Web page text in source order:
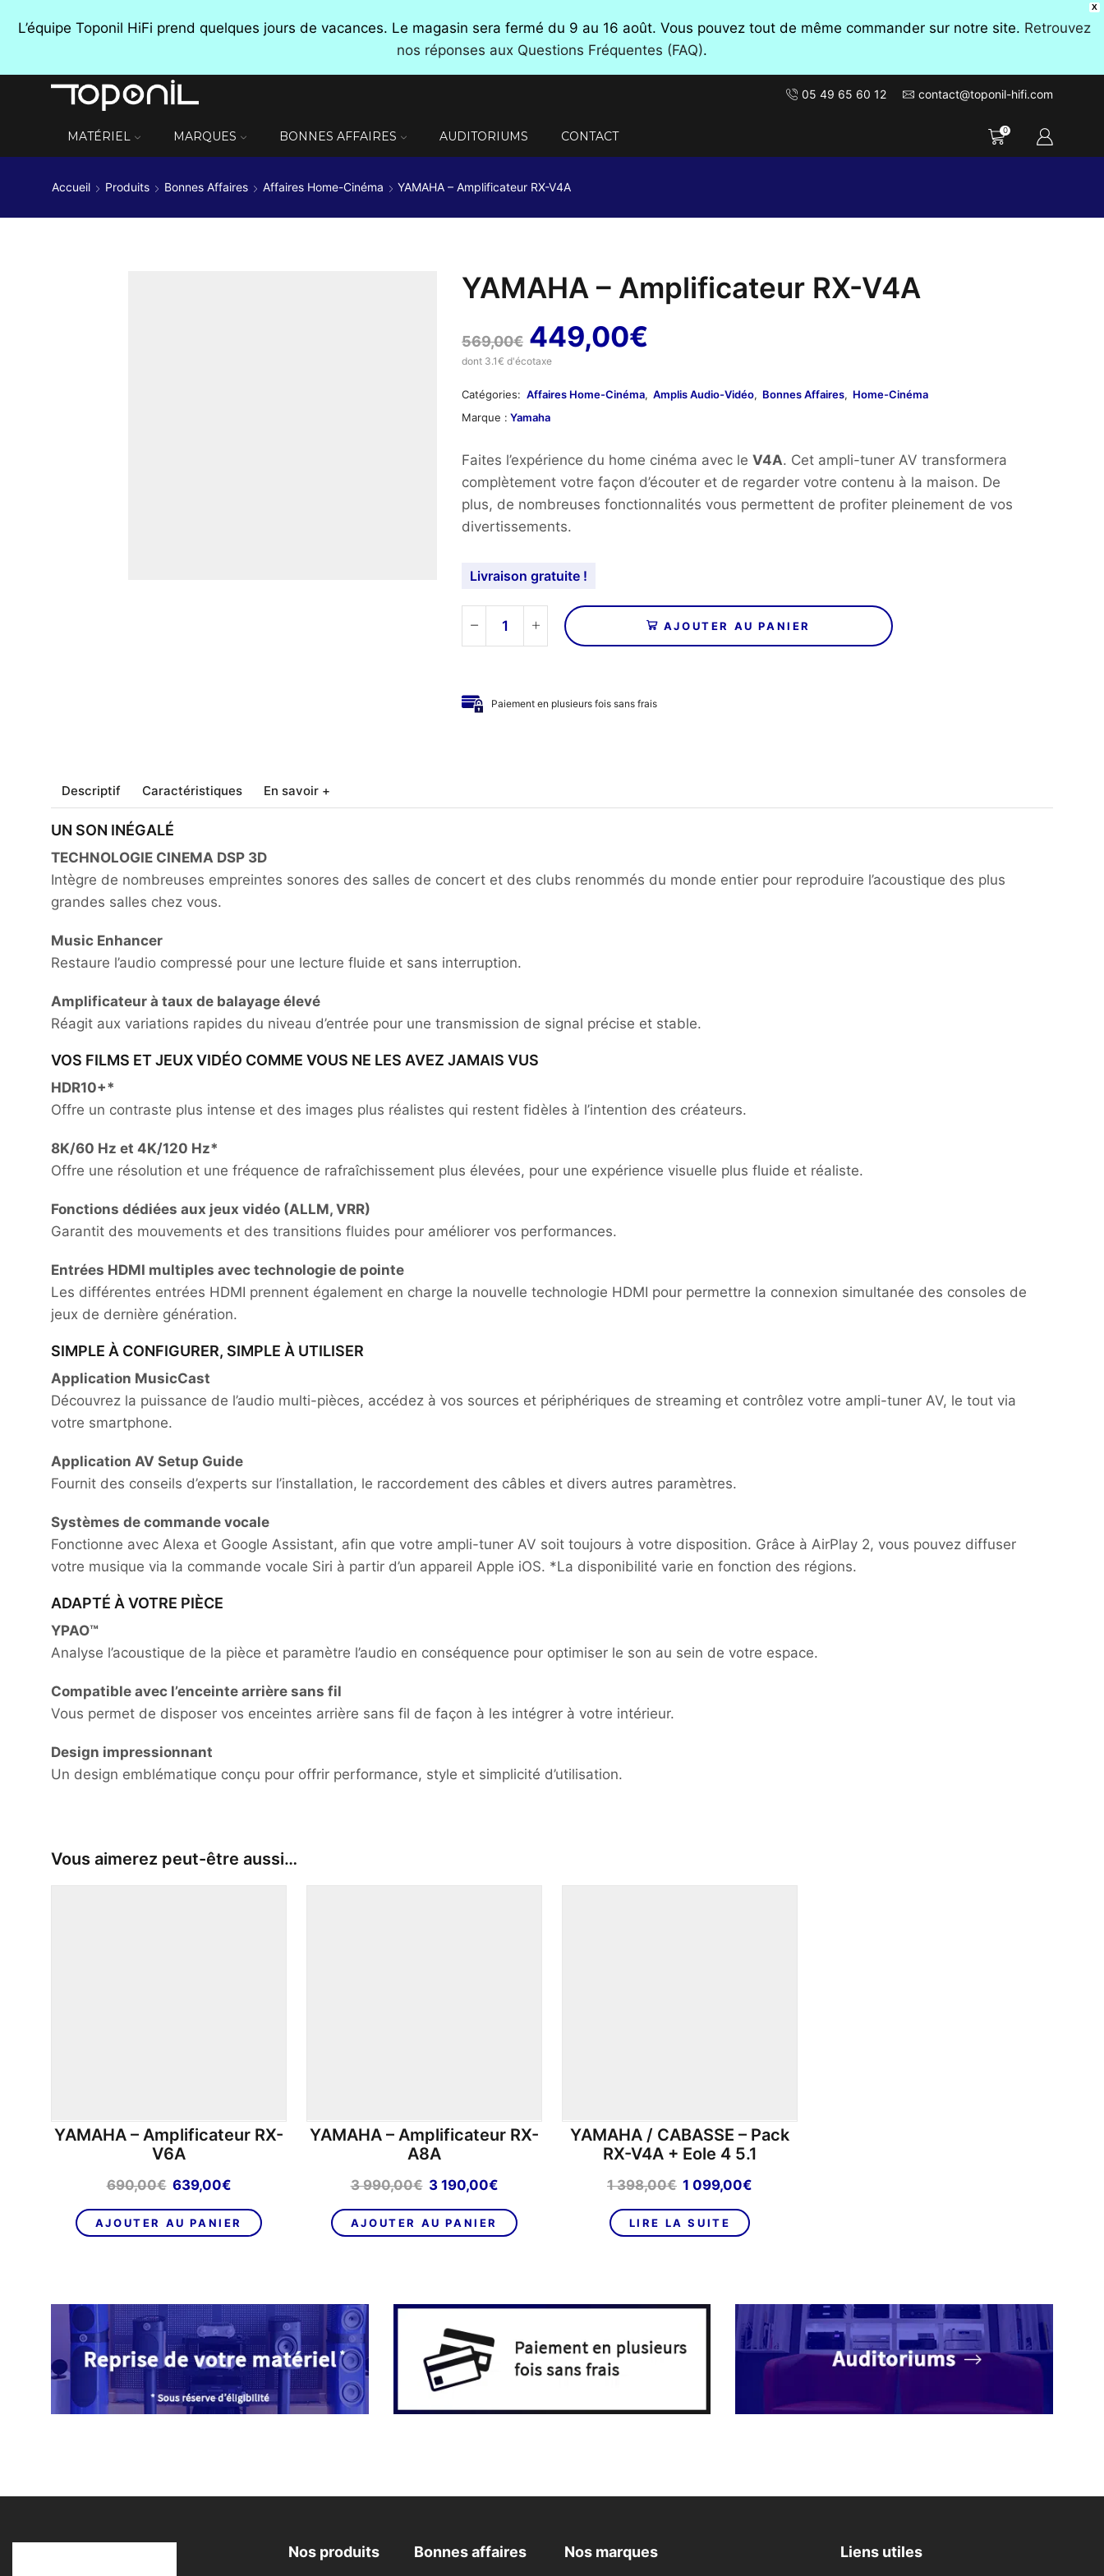
X
L’équipe Toponil HiFi prend quelques jours de vacances. Le magasin sera fermé du 9 au 16 août. Vous pouvez tout de même commander sur notre site. Retrouvez
nos réponses aux Questions Fréquentes (FAQ).
05 49 65 60 12 contact@toponil-hifi.com
MATÉRIEL MARQUES BONNES AFFAIRES AUDITORIUMS CONTACT 0
Accueil Produits Bonnes Affaires Affaires Home-Cinéma YAMAHA – Amplificateur RX-V4A
YAMAHA – Amplificateur RX-V4A
569,00€ Le
prix
initial
569,00€.
449,00€
actuel
449,00€.
dont 3.1€ d'écotaxe
Catégories: Affaires Home-Cinéma, Amplis Audio-Vidéo, Bonnes Affaires, Home-Cinéma
Marque : Yamaha
Faites l’expérience du home cinéma avec le V4A. Cet ampli-tuner AV transformera
complètement votre façon d’écouter et de regarder votre contenu à la maison. De
plus, de nombreuses fonctionnalités vous permettent de profiter pleinement de vos
divertissements.
Livraison gratuite !
quantité
de
Amplificateur
AJOUTER AU PANIER
Paiement en plusieurs fois sans frais
Descriptif Caractéristiques En savoir +
UN SON INÉGALÉ
TECHNOLOGIE CINEMA DSP 3D
Intègre de nombreuses empreintes sonores des salles de concert et des clubs renommés du monde entier pour reproduire l’acoustique des plus
grandes salles chez vous.
Music Enhancer
Restaure l’audio compressé pour une lecture fluide et sans interruption.
Amplificateur à taux de balayage élevé
Réagit aux variations rapides du niveau d’entrée pour une transmission de signal précise et stable.
VOS FILMS ET JEUX VIDÉO COMME VOUS NE LES AVEZ JAMAIS VUS
HDR10+*
Offre un contraste plus intense et des images plus réalistes qui restent fidèles à l’intention des créateurs.
8K/60 Hz et 4K/120 Hz*
Offre une résolution et une fréquence de rafraîchissement plus élevées, pour une expérience visuelle plus fluide et réaliste.
Fonctions dédiées aux jeux vidéo (ALLM, VRR)
Garantit des mouvements et des transitions fluides pour améliorer vos performances.
Entrées HDMI multiples avec technologie de pointe
Les différentes entrées HDMI prennent également en charge la nouvelle technologie HDMI pour permettre la connexion simultanée des consoles de
jeux de dernière génération.
SIMPLE À CONFIGURER, SIMPLE À UTILISER
Application MusicCast
Découvrez la puissance de l’audio multi-pièces, accédez à vos sources et périphériques de streaming et contrôlez votre ampli-tuner AV, le tout via
votre smartphone.
Application AV Setup Guide
Fournit des conseils d’experts sur l’installation, le raccordement des câbles et divers autres paramètres.
Systèmes de commande vocale
Fonctionne avec Alexa et Google Assistant, afin que votre ampli-tuner AV soit toujours à votre disposition. Grâce à AirPlay 2, vous pouvez diffuser
votre musique via la commande vocale Siri à partir d’un appareil Apple iOS. *La disponibilité varie en fonction des régions.
ADAPTÉ À VOTRE PIÈCE
YPAO™
Analyse l’acoustique de la pièce et paramètre l’audio en conséquence pour optimiser le son au sein de votre espace.
Compatible avec l’enceinte arrière sans fil
Vous permet de disposer vos enceintes arrière sans fil de façon à les intégrer à votre intérieur.
Design impressionnant
Un design emblématique conçu pour offrir performance, style et simplicité d’utilisation.
Vous aimerez peut-être aussi…
YAMAHA – Amplificateur RX-
V6A
690,00€ Le
initial
était :
639,00€Le
actuel
est :
AJOUTER AU PANIER
YAMAHA – Amplificateur RX-
A8A
3 990,00€ Le
initial
était :
3 190,00€Le
actuel
est :
AJOUTER AU PANIER
YAMAHA / CABASSE – Pack
RX-V4A + Eole 4 5.1
1 398,00€ Le
initial
était :
1 099,00€
LIRE LA SUITE
Nos produits Bonnes affaires Nos marques Liens utiles